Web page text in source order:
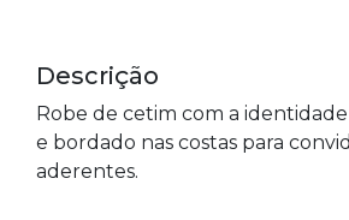
Descrição
Robe de cetim com a
e bordado nas costas para
aderentes.